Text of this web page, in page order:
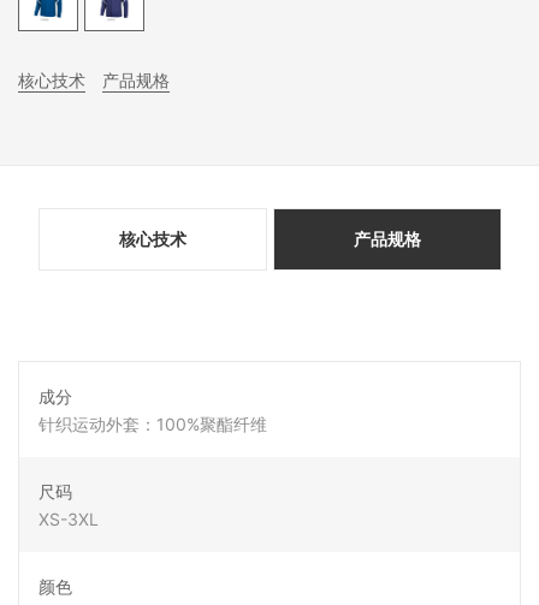
核心技术 产品规格
核心技术 产品规格
成分
针织运动外套：100%聚酯纤维
尺码
XS-3XL
颜色